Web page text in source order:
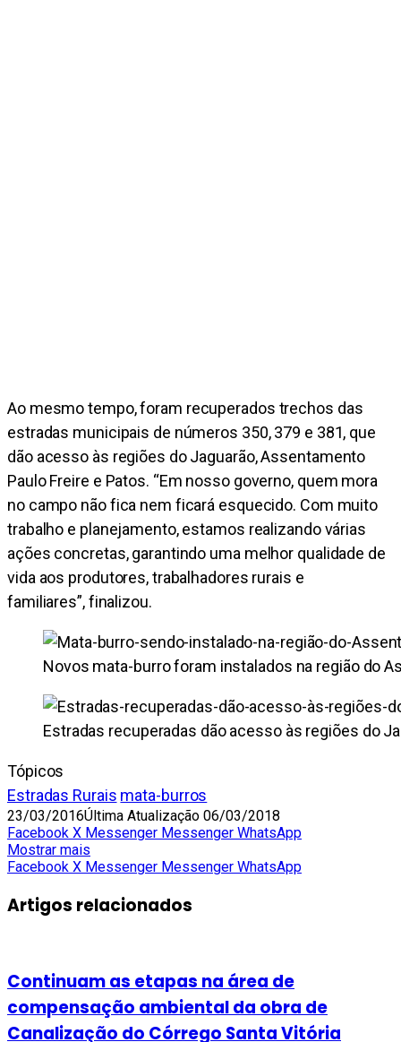
Ao mesmo tempo, foram recuperados trechos das
estradas municipais de números 350, 379 e 381, que
dão acesso às regiões do Jaguarão, Assentamento
Paulo Freire e Patos. “Em nosso governo, quem mora
no campo não fica nem ficará esquecido. Com muito
trabalho e planejamento, estamos realizando várias
ações concretas, garantindo uma melhor qualidade de
vida aos produtores, trabalhadores rurais e
familiares”, finalizou.
Novos mata-burro foram instalados na região do
Estradas recuperadas dão acesso às regiões do
Tópicos
Estradas Rurais mata-burros
23/03/2016Última Atualização 06/03/2018
Facebook X Messenger Messenger WhatsApp
Mostrar mais
Facebook X Messenger Messenger WhatsApp
Artigos relacionados
Continuam as etapas na área de
compensação ambiental da obra de
Canalização do Córrego Santa Vitória